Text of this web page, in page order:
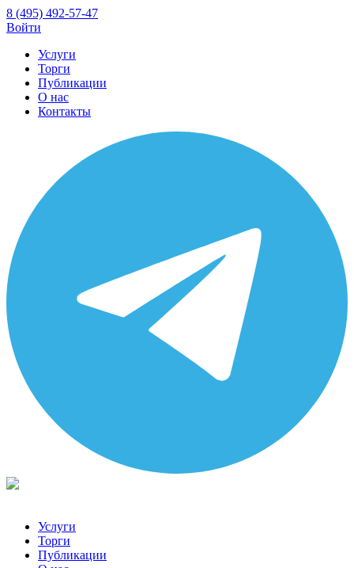
8 (495) 492-57-47
Войти
Услуги
Торги
Публикации
О нас
Контакты
Услуги
Торги
Публикации